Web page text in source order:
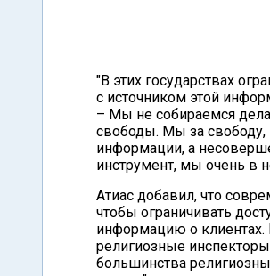
"В этих государствах
с источником этой
– Мы не собираемся
свободы. Мы за свободу,
информации, а
инструмент, мы очень в
Атиас добавил, что
чтобы ограничивать
информацию о клиентах.
религиозные
большинства